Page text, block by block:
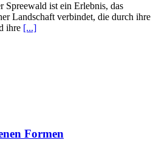
Spreewald ist ein Erlebnis, das
Landschaft verbindet, die durch ihre
ihre [...]
Formen